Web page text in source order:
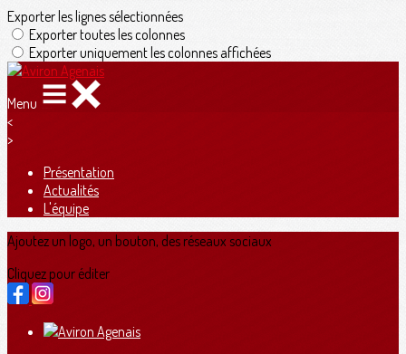
Exporter les lignes sélectionnées
Exporter toutes les colonnes
Exporter uniquement les colonnes affichées
Menu
<
>
Présentation
Actualités
L'équipe
Ajoutez un logo, un bouton, des réseaux sociaux
Cliquez pour éditer